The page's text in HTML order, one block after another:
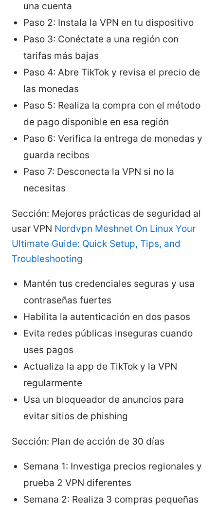
una cuenta
Paso 2: Instala la VPN en tu dispositivo
Paso 3: Conéctate a una región con
tarifas más bajas
Paso 4: Abre TikTok y revisa el precio de
las monedas
Paso 5: Realiza la compra con el método
de pago disponible en esa región
Paso 6: Verifica la entrega de monedas y
guarda recibos
Paso 7: Desconecta la VPN si no la
necesitas
Sección: Mejores prácticas de seguridad al
usar VPN Nordvpn Meshnet On Linux Your
Ultimate Guide: Quick Setup, Tips, and
Troubleshooting
Mantén tus credenciales seguras y usa
contraseñas fuertes
Habilita la autenticación en dos pasos
Evita redes públicas inseguras cuando
uses pagos
Actualiza la app de TikTok y la VPN
regularmente
Usa un bloqueador de anuncios para
evitar sitios de phishing
Sección: Plan de acción de 30 días
Semana 1: Investiga precios regionales y
prueba 2 VPN diferentes
Semana 2: Realiza 3 compras pequeñas